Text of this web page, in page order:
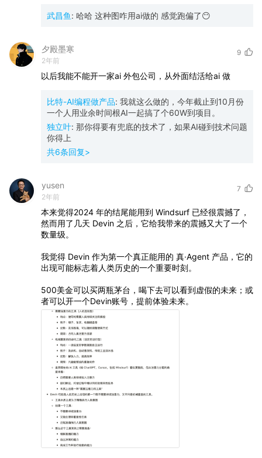
武昌鱼: 哈哈 这种图咋用ai做的 感觉跑偏了😶
夕殿墨寒
2年前
9
以后我能不能开一家ai 外包公司，从外面结活给ai 做
比特-AI编程做产品: 我就这么做的，今年截止到10月份
一个人用业余时间根AI一起搞了个60W到项目。
独立叶: 那你得要有兜底的技术了，如果AI碰到技术问题
你得上
共6条回复>
yusen
2年前
7
本来觉得2024 年的结尾能用到 Windsurf 已经很震撼了，
然而用了几天 Devin 之后，它给我带来的震撼又大了一个
数量级。
我觉得 Devin 作为第一个真正能用的 真·Agent 产品，它的
出现可能标志着人类历史的一个重要时刻。
500美金可以买两瓶茅台，喝下去可以看到虚假的未来；或
者可以开一个Devin账号，提前体验未来。